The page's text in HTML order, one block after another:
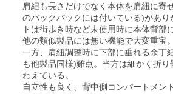
肩紐も長さだけでなく本体を肩紐に寄
のバックパックには付いている)があ
トは街歩き時など未使用時に本体背部
他の類似製品には無い機能で大変重宝。
一方、肩紐調整時に下部に垂れる余丁
も他製品同様)難点。当方は細かく折
わえている。
自立性も良く、背中側コンパートメン